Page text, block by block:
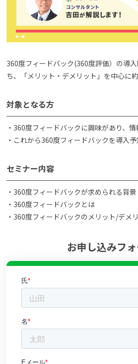
資料請求(無料) お
360度フィードバック(360度評価）の導
ち、「メリット・デメリット」を中心に
対象となる方
・360度フィードバックに興味があり、
・これから360度フィードバックを導入
セミナー内容
・360度フィードバックが求められる背景
・360度フィードバックとは
・360度フィードバックのメリット/デメ
お申し込みフ